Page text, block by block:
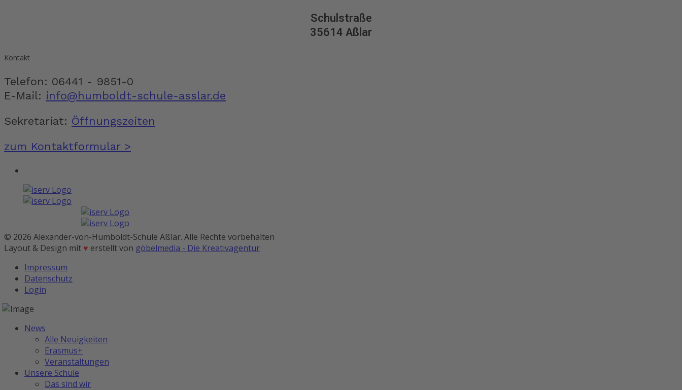
Schulstraße
35614 Aßlar
Kontakt
Telefon: 06441 - 9851-0
E-Mail: info@humboldt-schule-asslar.de
Sekretariat: Öffnungszeiten
zum Kontaktformular >
© 2026 Alexander-von-Humboldt-Schule Aßlar. Alle Rechte vorbehalten
Layout & Design mit ♥ erstellt von göbelmedia - Die Kreativagentur
Impressum
Datenschutz
Login
News
Alle Neuigkeiten
Erasmus+
Veranstaltungen
Unsere Schule
Das sind wir